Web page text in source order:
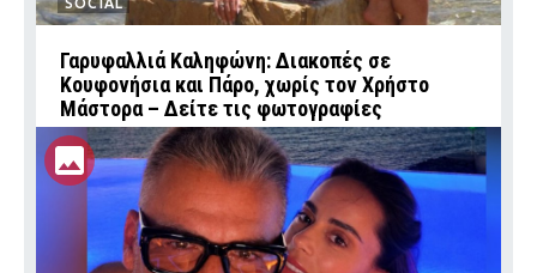
Γαρυφαλλιά Καληφώνη: Διακοπές σε
Κουφονήσια και Πάρο, χωρίς τον Χρήστο
Μάστορα – Δείτε τις φωτογραφίες